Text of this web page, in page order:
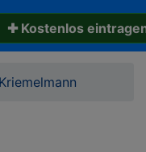
✚ Kostenlos